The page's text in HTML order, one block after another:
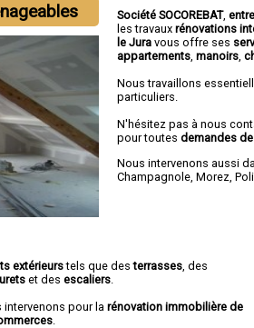
Société SOCOREBAT,
les travauxrénovations
le Juravous offre ses
appartements ,manoirs ,
Nous travaillons
particuliers.
N'hésitez pas à nous
pour toutesdemandes
Nous intervenons aussi
Champagnole ,Morez ,
extérieurstels que desterrasses , des
et des escaliers
pour la rénovation immobilière de